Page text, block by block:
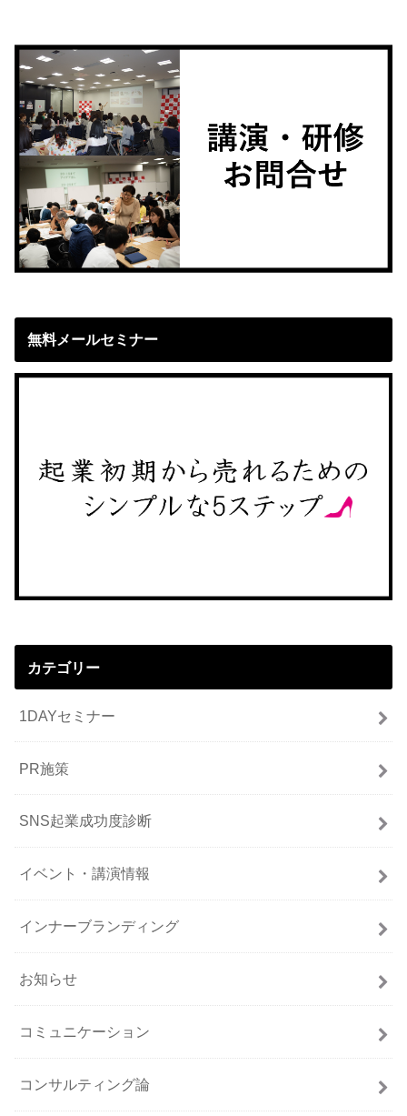
無料メールセミナー
カテゴリー
1DAYセミナー
PR施策
SNS起業成功度診断
イベント・講演情報
インナーブランディング
お知らせ
コミュニケーション
コンサルティング論